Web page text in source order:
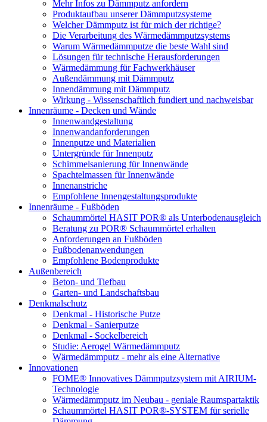
Mehr Infos zu Dämmputz anfordern
Produktaufbau unserer Dämmputzsysteme
Welcher Dämmputz ist für mich der richtige?
Die Verarbeitung des Wärmedämmputzsystems
Warum Wärmedämmputze die beste Wahl sind
Lösungen für technische Herausforderungen
Wärmedämmung für Fachwerkhäuser
Außendämmung mit Dämmputz
Innendämmung mit Dämmputz
Wirkung - Wissenschaftlich fundiert und nachweisbar
Innenräume - Decken und Wände
Innenwandgestaltung
Innenwandanforderungen
Innenputze und Materialien
Untergründe für Innenputz
Schimmelsanierung für Innenwände
Spachtelmassen für Innenwände
Innenanstriche
Empfohlene Innengestaltungsprodukte
Innenräume - Fußböden
Schaummörtel HASIT POR® als Unterbodenausgleich
Beratung zu POR® Schaummörtel erhalten
Anforderungen an Fußböden
Fußbodenanwendungen
Empfohlene Bodenprodukte
Außenbereich
Beton- und Tiefbau
Garten- und Landschaftsbau
Denkmalschutz
Denkmal - Historische Putze
Denkmal - Sanierputze
Denkmal - Sockelbereich
Studie: Aerogel Wärmedämmputz
Wärmedämmputz - mehr als eine Alternative
Innovationen
FOME® Innovatives Dämmputzsystem mit AIRIUM-
Technologie
Wärmedämmputz im Neubau - geniale Raumspartaktik
Schaummörtel HASIT POR®-SYSTEM für serielle